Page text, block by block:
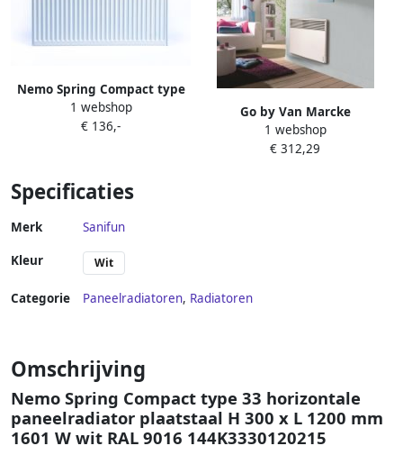
Nemo Spring Compact type
22 horizontale
paneelradiator plaatstaal H
1 webshop
€ 136,-
Go by Van Marcke
Elektrische Radiator Van
Marcke Atlantic 1000W
1 webshop
€ 312,29
Specificaties
Merk Sanifun
Kleur Wit
Categorie Paneelradiatoren, Radiatoren
Omschrijving
Nemo Spring Compact type 33 horizontale
paneelradiator plaatstaal H 300 x L 1200 mm
1601 W wit RAL 9016 144K3330120215